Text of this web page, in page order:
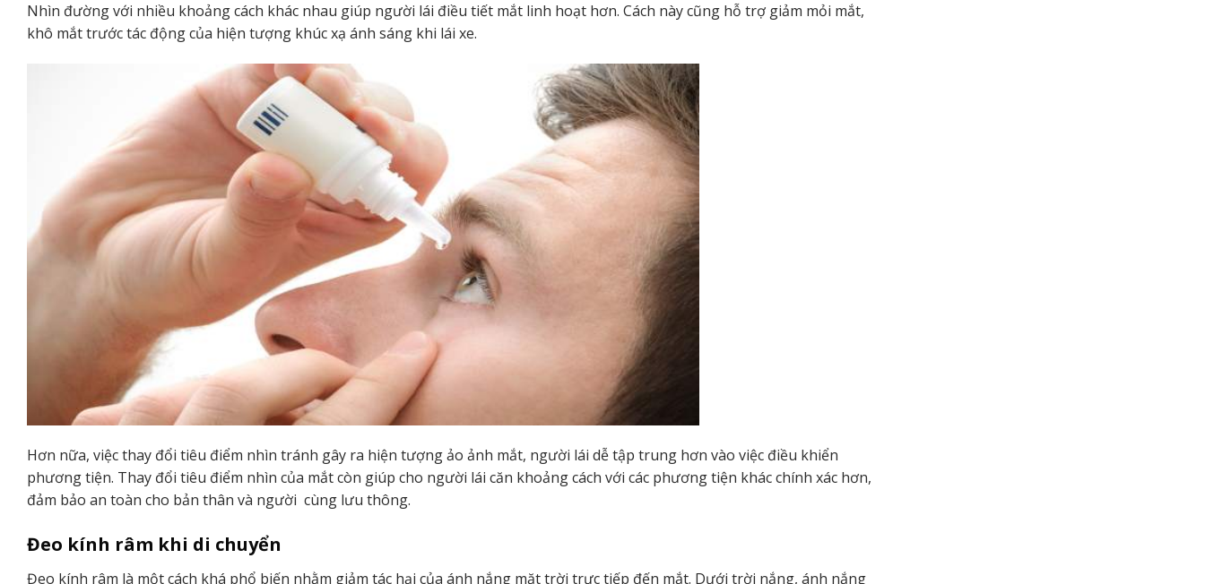
Nhìn đường với nhiều khoảng cách khác nhau giúp người lái điều tiết mắt linh hoạt hơn. Cách này cũng hỗ trợ giảm mỏi mắt,
khô mắt trước tác động của hiện tượng khúc xạ ánh sáng khi lái xe.
Hơn nữa, việc thay đổi tiêu điểm nhìn tránh gây ra hiện tượng ảo ảnh mắt, người lái dễ tập trung hơn vào việc điều khiển
phương tiện. Thay đổi tiêu điểm nhìn của mắt còn giúp cho người lái căn khoảng cách với các phương tiện khác chính xác hơn,
đảm bảo an toàn cho bản thân và người cùng lưu thông.
Đeo kính râm khi di chuyển
Đeo kính râm là một cách khá phổ biến nhằm giảm tác hại của ánh nắng mặt trời trực tiếp đến mắt. Dưới trời nắng, ánh nắng